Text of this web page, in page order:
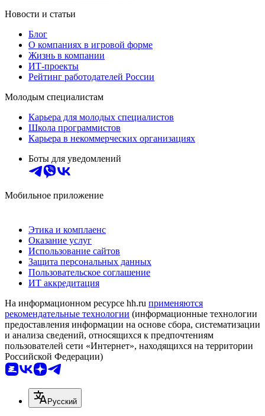
Новости и статьи
Блог
О компаниях в игровой форме
Жизнь в компании
ИТ-проекты
Рейтинг работодателей России
Молодым специалистам
Карьера для молодых специалистов
Школа программистов
Карьера в некоммерческих организациях
Боты для уведомлений
Мобильное приложение
Этика и комплаенс
Оказание услуг
Использование сайтов
Защита персональных данных
Пользовательское соглашение
ИТ аккредитация
На информационном ресурсе hh.ru применяются
рекомендательные технологии (информационные технологии
предоставления информации на основе сбора, систематизации
и анализа сведений, относящихся к предпочтениям
пользователей сети «Интернет», находящихся на территории
Российской Федерации)
Русский